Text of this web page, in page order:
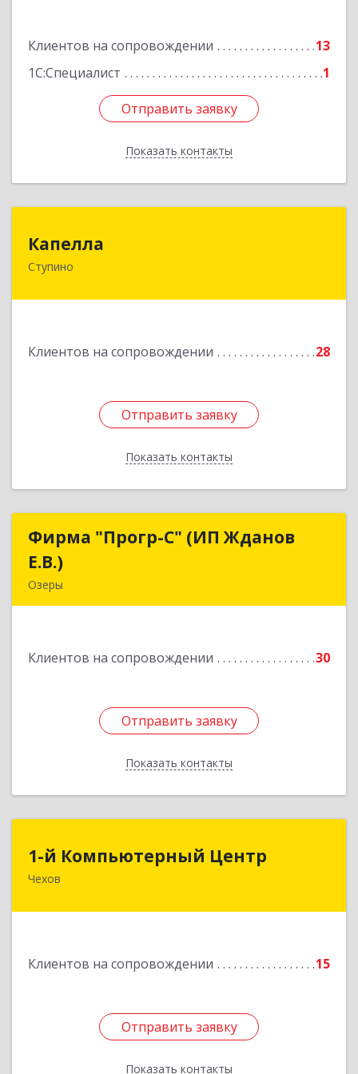
Клиентов на сопровождении
13
1С:Специалист
1
Отправить заявку
Показать контакты
Подробнее
Отправить заявку
Назад
Капелла
Ступино
Клиентов на сопровождении 28
Отправить заявку
Показать контакты
142800, Московская обл, Ступино г, Андропова
Отправить заявку
Назад
Фирма "Прогр-С" (ИП Жданов
Е.В.)
Озеры
Клиентов на сопровождении 30
Отправить заявку
Показать контакты
Фирма "Прогр-С" (ИП Жданов
Подробнее
Отправить заявку
Назад
1-й Компьютерный Центр
Чехов
Клиентов на сопровождении 15
Отправить заявку
Показать контакты
1-й Компьютерный Центр
142306, Московская обл, Чеховский р-н, Чехов
Отправить заявку
Назад